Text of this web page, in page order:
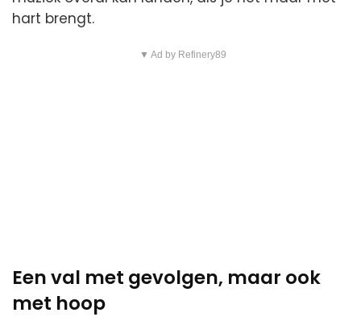
hart brengt.
▼ Ad by Refinery89
Een val met gevolgen, maar ook
met hoop